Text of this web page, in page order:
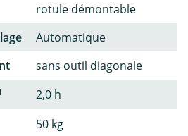
rotule démontable
Automatique
sans outil diagonale
2,0 h
50 kg